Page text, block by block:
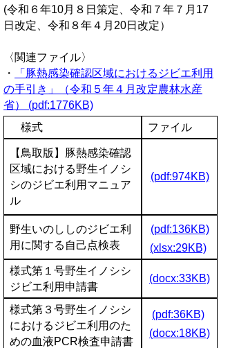
(令和６年10月８日策定、令和７年７月17
日改定、令和８年４月20日改定）
〈関連ファイル〉
・
「豚熱感染確認区域におけるジビエ利用
の手引き」（令和５年４月改定農林水産
省） (pdf:1776KB)
様式
ファイル
【鳥取版】豚熱感染確認
区域における野生イノシ
シのジビエ利用マニュア
ル
(pdf:974KB)
野生いのししのジビエ利
用に関する自己点検表
(pdf:136KB)
(xlsx:29KB)
様式第１号野生イノシシ
ジビエ利用申請書
(docx:33KB)
様式第３号野生イノシシ
におけるジビエ利用のた
めの血液PCR検査申請書
(pdf:36KB)
(docx:18KB)